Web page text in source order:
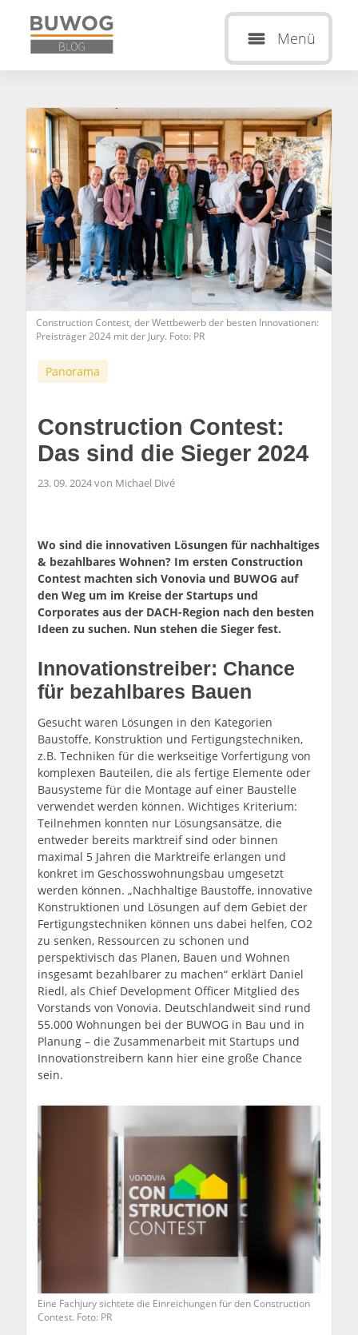
Menü
Construction Contest, der Wettbewerb der besten Innovationen:
Preisträger 2024 mit der Jury. Foto: PR
Panorama
Construction Contest:
Das sind die Sieger 2024
23. 09. 2024 von Michael Divé
Wo sind die innovativen Lösungen für nachhaltiges
& bezahlbares Wohnen? Im ersten Construction
Contest machten sich Vonovia und BUWOG auf
den Weg um im Kreise der Startups und
Corporates aus der DACH-Region nach den besten
Ideen zu suchen. Nun stehen die Sieger fest.
Innovationstreiber: Chance
für bezahlbares Bauen
Gesucht waren Lösungen in den Kategorien
Baustoffe, Konstruktion und Fertigungstechniken,
z.B. Techniken für die werkseitige Vorfertigung von
komplexen Bauteilen, die als fertige Elemente oder
Bausysteme für die Montage auf einer Baustelle
verwendet werden können. Wichtiges Kriterium:
Teilnehmen konnten nur Lösungsansätze, die
entweder bereits marktreif sind oder binnen
maximal 5 Jahren die Marktreife erlangen und
konkret im Geschosswohnungsbau umgesetzt
werden können. „Nachhaltige Baustoffe, innovative
Konstruktionen und Lösungen auf dem Gebiet der
Fertigungstechniken können uns dabei helfen, CO2
zu senken, Ressourcen zu schonen und
perspektivisch das Planen, Bauen und Wohnen
insgesamt bezahlbarer zu machen“ erklärt Daniel
Riedl, als Chief Development Officer Mitglied des
Vorstands von Vonovia. Deutschlandweit sind rund
55.000 Wohnungen bei der BUWOG in Bau und in
Planung – die Zusammenarbeit mit Startups und
Innovationstreibern kann hier eine große Chance
sein.
Eine Fachjury sichtete die Einreichungen für den Construction
Contest. Foto: PR